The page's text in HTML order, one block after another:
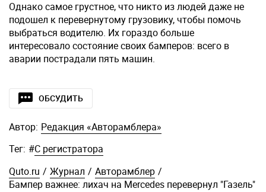
Однако самое грустное, что никто из людей даже не
подошел к перевернутому грузовику, чтобы помочь
выбраться водителю. Их гораздо больше
интересовало состояние своих бамперов: всего в
аварии пострадали пять машин.
ОБСУДИТЬ
Автор: Редакция «Авторамблера»
Тег: #С регистратора
Quto.ru / Журнал / Авторамблер /
Бампер важнее: лихач на Mercedes перевернул "Газель"